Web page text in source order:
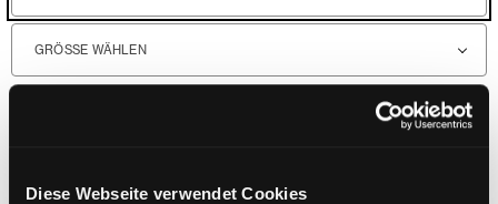
Diese Webseite verwendet Cookies
GRÖSSE WÄHLEN
€